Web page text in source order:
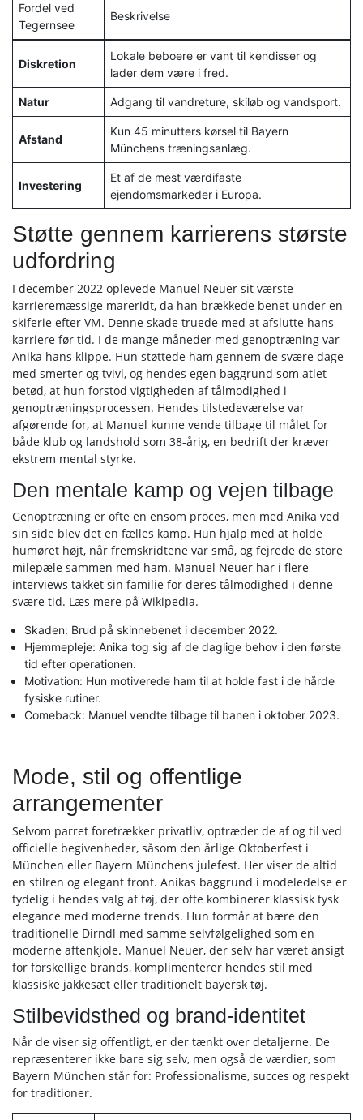
Fordel ved
Tegernsee
Beskrivelse
Diskretion
Lokale beboere er vant til kendisser og
lader dem være i fred.
Natur Adgang til vandreture, skiløb og vandsport.
Afstand
Kun 45 minutters kørsel til Bayern
Münchens træningsanlæg.
Investering
Et af de mest værdifaste
ejendomsmarkeder i Europa.
Støtte gennem karrierens største
udfordring
I december 2022 oplevede Manuel Neuer sit værste
karrieremæssige mareridt, da han brækkede benet under en
skiferie efter VM. Denne skade truede med at afslutte hans
karriere før tid. I de mange måneder med genoptræning var
Anika hans klippe. Hun støttede ham gennem de svære dage
med smerter og tvivl, og hendes egen baggrund som atlet
betød, at hun forstod vigtigheden af tålmodighed i
genoptræningsprocessen. Hendes tilstedeværelse var
afgørende for, at Manuel kunne vende tilbage til målet for
både klub og landshold som 38-årig, en bedrift der kræver
ekstrem mental styrke.
Den mentale kamp og vejen tilbage
Genoptræning er ofte en ensom proces, men med Anika ved
sin side blev det en fælles kamp. Hun hjalp med at holde
humøret højt, når fremskridtene var små, og fejrede de store
milepæle sammen med ham. Manuel Neuer har i flere
interviews takket sin familie for deres tålmodighed i denne
svære tid. Læs mere på Wikipedia.
Skaden: Brud på skinnebenet i december 2022.
Hjemmepleje: Anika tog sig af de daglige behov i den første
tid efter operationen.
Motivation: Hun motiverede ham til at holde fast i de hårde
fysiske rutiner.
Comeback: Manuel vendte tilbage til banen i oktober 2023.
Mode, stil og offentlige
arrangementer
Selvom parret foretrækker privatliv, optræder de af og til ved
officielle begivenheder, såsom den årlige Oktoberfest i
München eller Bayern Münchens julefest. Her viser de altid
en stilren og elegant front. Anikas baggrund i modeledelse er
tydelig i hendes valg af tøj, der ofte kombinerer klassisk tysk
elegance med moderne trends. Hun formår at bære den
traditionelle Dirndl med samme selvfølgelighed som en
moderne aftenkjole. Manuel Neuer, der selv har været ansigt
for forskellige brands, komplimenterer hendes stil med
klassiske jakkesæt eller traditionelt bayersk tøj.
Stilbevidsthed og brand-identitet
Når de viser sig offentligt, er der tænkt over detaljerne. De
repræsenterer ikke bare sig selv, men også de værdier, som
Bayern München står for: Professionalisme, succes og respekt
for traditioner.